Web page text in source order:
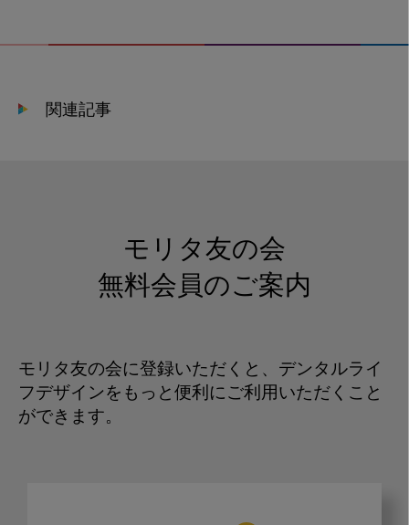
関連記事
モリタ友の会
無料会員のご案内
モリタ友の会に登録いただくと、デンタルライ
フデザインをもっと便利にご利用いただくこと
ができます。